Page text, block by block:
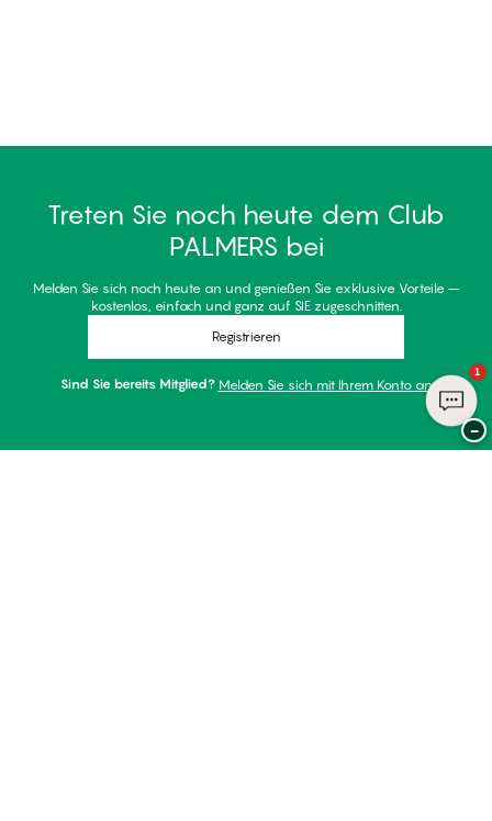
Treten Sie noch heute dem Club
PALMERS bei
Melden Sie sich noch heute an und genießen Sie exklusive Vorteile –
kostenlos, einfach und ganz auf SIE zugeschnitten.
Registrieren
Sind Sie bereits Mitglied? Melden Sie sich mit Ihrem Konto an
1
−